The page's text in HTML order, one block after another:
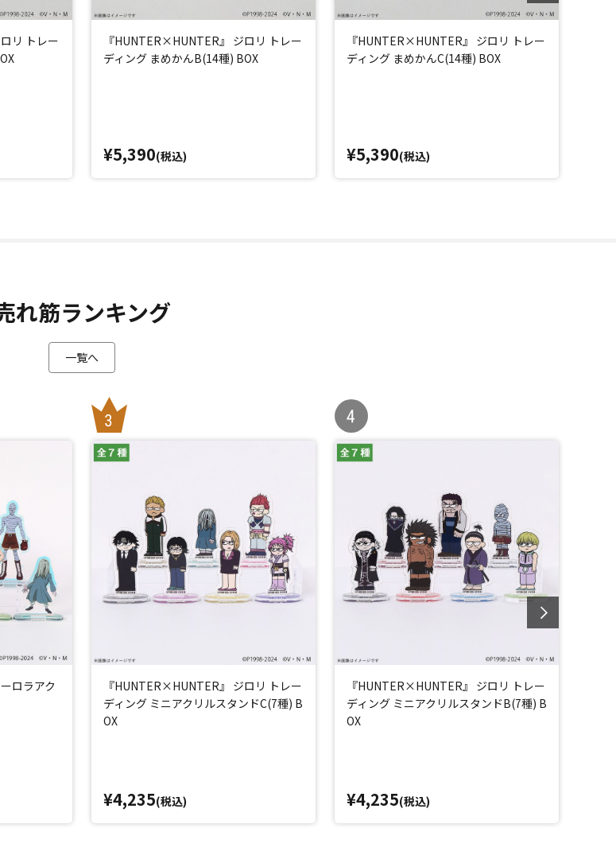
リ トレー
『HUNTER×HUNTER』 ジロリ トレー
ディング まめかんB(14種) BOX
¥5,390(税込)
『HUNTER×HUNTER』 ジロリ トレー
ディング まめかんC(14種) BOX
¥5,390(税込)
れ筋ランキング
一覧へ
ロラアク
『HUNTER×HUNTER』 ジロリ トレー
ディング ミニアクリルスタンドC(7種) B
OX
¥4,235(税込)
『HUNTER×HUNTER』 ジロリ トレー
ディング ミニアクリルスタンドB(7種) B
OX
¥4,235(税込)